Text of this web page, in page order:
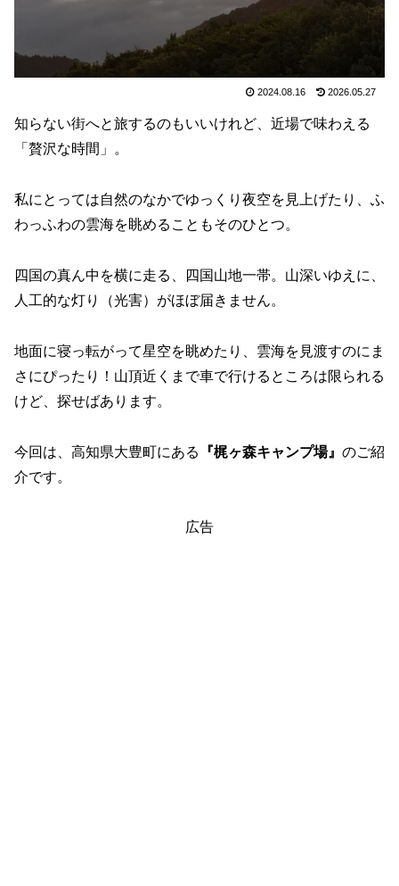
2024.08.16 2026.05.27
知らない街へと旅するのもいいけれど、近場で味わえる
「贅沢な時間」。
私にとっては自然のなかでゆっくり夜空を見上げたり、ふ
わっふわの雲海を眺めることもそのひとつ。
四国の真ん中を横に走る、四国山地一帯。山深いゆえに、
人工的な灯り（光害）がほぼ届きません。
地面に寝っ転がって星空を眺めたり、雲海を見渡すのにま
さにぴったり！山頂近くまで車で行けるところは限られる
けど、探せばあります。
今回は、高知県大豊町にある 『梶ヶ森キャンプ場』 のご紹
介です。
広告